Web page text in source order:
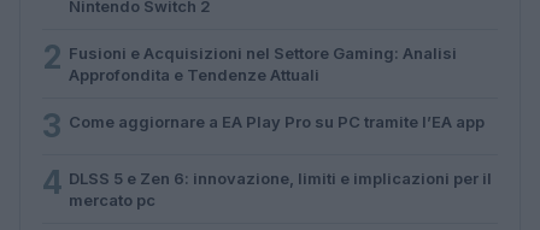
Nintendo Switch 2
2 Fusioni e Acquisizioni nel Settore Gaming: Analisi
Approfondita e Tendenze Attuali
3 Come aggiornare a EA Play Pro su PC tramite l’EA app
4 DLSS 5 e Zen 6: innovazione, limiti e implicazioni per il
mercato pc